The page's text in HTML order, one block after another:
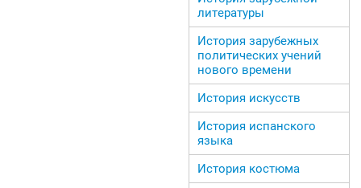
литературы
История зарубежных
политических учений
нового времени
История искусств
История испанского
языка
История костюма